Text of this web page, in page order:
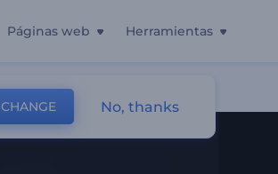
Páginas web Herramientas
CHANGE No, thanks